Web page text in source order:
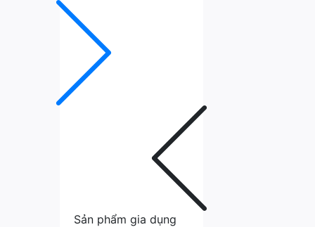
Sản phẩm gia dụng